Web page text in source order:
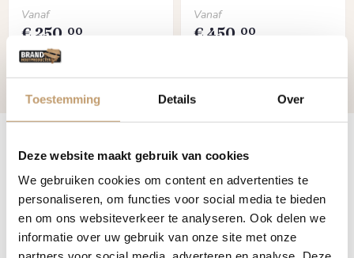
Toestemming Details Over
Deze website maakt gebruik van cookies
We gebruiken cookies om content en advertenties te
personaliseren, om functies voor social media te bieden
en om ons websiteverkeer te analyseren. Ook delen we
informatie over uw gebruik van onze site met onze
Normale prijs:
Vanaf
€ 250, 00
Bekijk product
Normale prijs:
Vanaf
€ 450, 00
Bekijk product
Jouw tuinbank volledig op maat
Zoek je een specifiek model? Onze populaire tuinbank
Chiemsee maken we grotendeels van eikenhout, met poten